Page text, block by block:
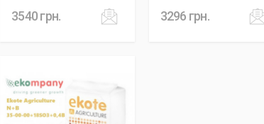
3540грн. 3296 грн.